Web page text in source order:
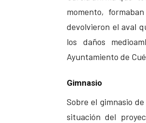
momento,
devolvieron el aval
los daños
Ayuntamiento de
Gimnasio
Sobre el gimnasio
situación del